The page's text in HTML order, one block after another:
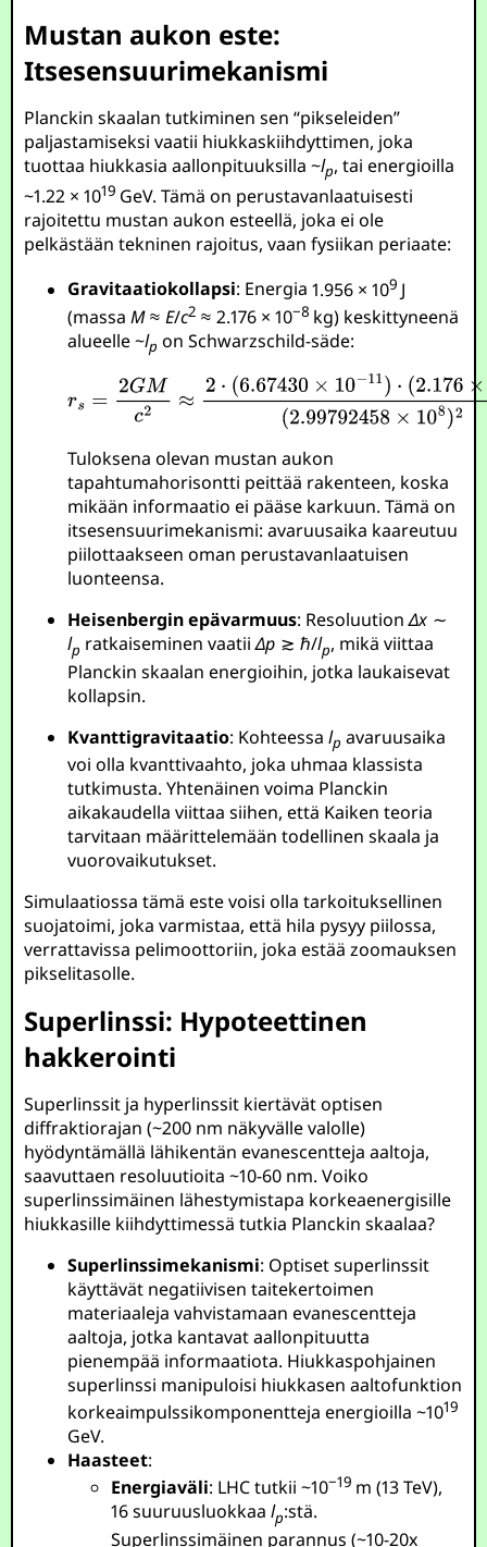
Mustan aukon este:
Itsesensuurimekanismi
Planckin skaalan tutkiminen sen “pikseleiden”
paljastamiseksi vaatii hiukkaskiihdyttimen, joka
tuottaa hiukkasia aallonpituuksilla ~lp, tai energioilla
~1.22 × 1019 GeV. Tämä on perustavanlaatuisesti
rajoitettu mustan aukon esteellä, joka ei ole
pelkästään tekninen rajoitus, vaan fysiikan periaate:
Gravitaatiokollapsi: Energia1.956 × 109 J
(massaM≈E/c2 ≈ 2.176 × 10−8 kg) keskittyneenä
alueelle ~lp on Schwarzschild-säde:
Tuloksena olevan mustan aukon
tapahtumahorisontti peittää rakenteen, koska
mikään informaatio ei pääse karkuun. Tämä on
itsesensuurimekanismi: avaruusaika kaareutuu
piilottaakseen oman perustavanlaatuisen
luonteensa.
Heisenbergin epävarmuus: ResoluutionΔx ∼
lp ratkaiseminen vaatiiΔp ≳ ℏ/lp, mikä viittaa
Planckin skaalan energioihin, jotka laukaisevat
kollapsin.
Kvanttigravitaatio: Kohteessalp avaruusaika
voi olla kvanttivaahto, joka uhmaa klassista
tutkimusta. Yhtenäinen voima Planckin
aikakaudella viittaa siihen, että Kaiken teoria
tarvitaan määrittelemään todellinen skaala ja
vuorovaikutukset.
Simulaatiossa tämä este voisi olla tarkoituksellinen
suojatoimi, joka varmistaa, että hila pysyy piilossa,
verrattavissa pelimoottoriin, joka estää zoomauksen
pikselitasolle.
Superlinssi: Hypoteettinen
hakkerointi
Superlinssit ja hyperlinssit kiertävät optisen
diffraktiorajan (~200 nm näkyvälle valolle)
hyödyntämällä lähikentän evanescentteja aaltoja,
saavuttaen resoluutioita ~10-60 nm. Voiko
superlinssimäinen lähestymistapa korkeaenergisille
hiukkasille kiihdyttimessä tutkia Planckin skaalaa?
Superlinssimekanismi: Optiset superlinssit
käyttävät negatiivisen taitekertoimen
materiaaleja vahvistamaan evanescentteja
aaltoja, jotka kantavat aallonpituutta
pienempää informaatiota. Hiukkaspohjainen
superlinssi manipuloisi hiukkasen aaltofunktion
korkeaimpulssikomponentteja energioilla ~1019
GeV.
Haasteet:
Energiaväli: LHC tutkii ~10−19 m (13 TeV),
16 suuruusluokkaalp:stä.
Superlinssimäinen parannus (~10-20x